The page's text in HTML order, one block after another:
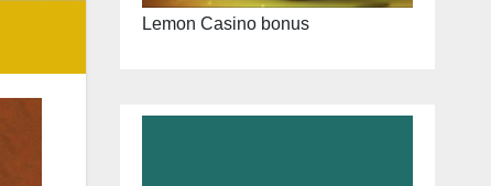
Lemon Casino bonus